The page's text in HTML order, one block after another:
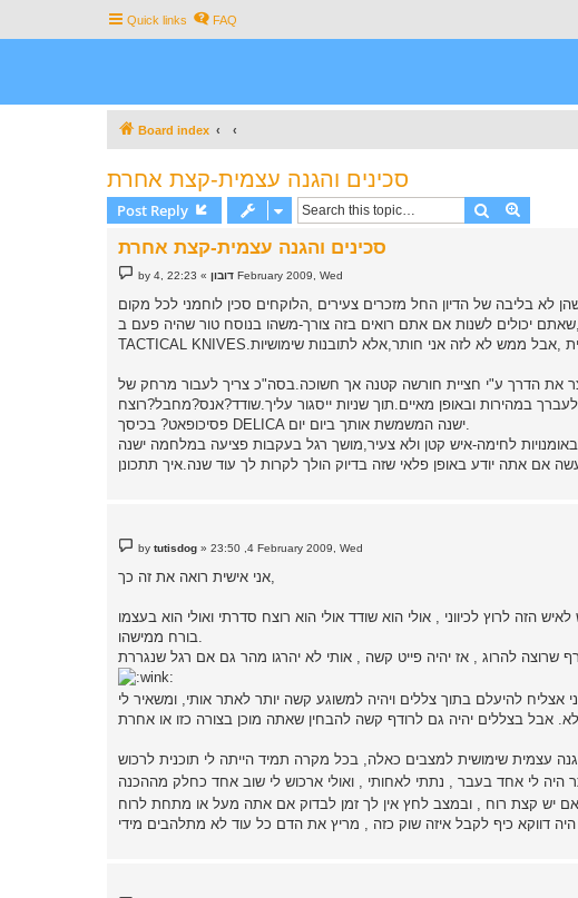
Quick links FAQ
Board index
סכינים והגנה עצמית-קצת אחרת
Post Reply Search
סכינים והגנה עצמית-קצת אחרת
P
o
t
by דובון» 22:23 ,4 February 2009, Wed
בליבה של הדיון החל מזכרים צעירים ,הלוקחים סכין לוחמני לכל מקום
יכולים לשנות אם אתם רואים בזה צורך-משהו בנוסח טור שהיה פעם ב-
את הדרך ע"י חציית חורשה קטנה אך חשוכה.בסה"כ צריך לעבור מרחק של
במהירות ובאופן מאיים.תוך שניות ייסגור עליך.שודד?אנס?מחבל?רוצח
פסיכופאט? בכיסך DELICA ישנה המשמשת אותך ביום יום.
P
o
bytutisdog »23:50 ,4 February 2009, Wed
הזה לרוץ לכיווני , אולי הוא שודד אולי הוא רוצח סדרתי ואולי הוא בעצמו
להרוג , אז יהיה פייט קשה , אותי לא יהרגו מהר גם אם רגל שנגררת
אצליח להיעלם בתוך צללים ויהיה למשוגע קשה יותר לאתר אותי, ומשאיר לי
עצמית שימושית למצבים כאלה, בכל מקרה תמיד הייתה לי תוכנית לרכוש